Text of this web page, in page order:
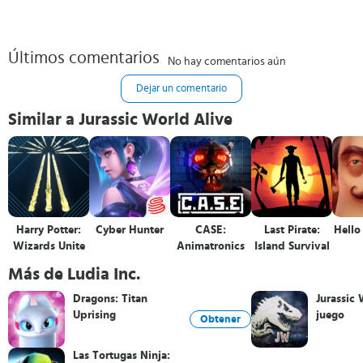
Últimos comentarios No hay comentarios aún
Dejar un comentario
Similar a Jurassic World Alive
Harry Potter:
Wizards Unite
Cyber Hunter
CASE:
Animatronics
Last Pirate:
Island Survival
Más de Ludia Inc.
Dragons: Titan
Uprising
Obtener
Las Tortugas Ninja:
Jurassic
juego